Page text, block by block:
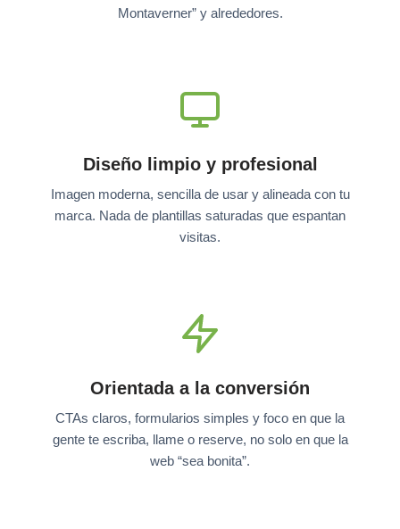
Montaverner” y alrededores.
Diseño limpio y profesional
Imagen moderna, sencilla de usar y alineada con tu
marca. Nada de plantillas saturadas que espantan
visitas.
Orientada a la conversión
CTAs claros, formularios simples y foco en que la
gente te escriba, llame o reserve, no solo en que la
web “sea bonita”.